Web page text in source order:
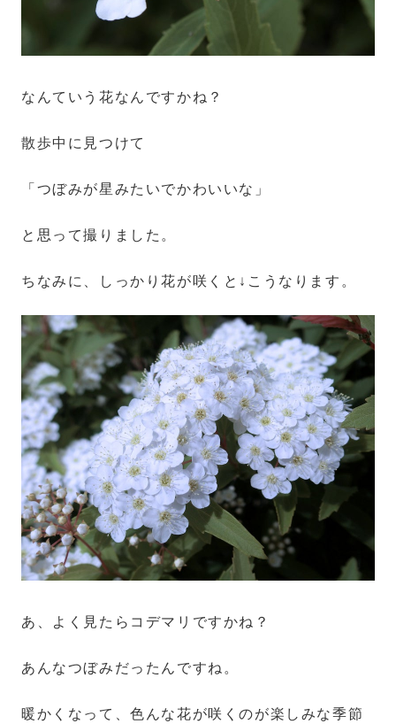
なんていう花なんですかね？
散歩中に見つけて
「つぼみが星みたいでかわいいな」
と思って撮りました。
ちなみに、しっかり花が咲くと↓こうなります。
あ、よく見たらコデマリですかね？
あんなつぼみだったんですね。
暖かくなって、色んな花が咲くのが楽しみな季節